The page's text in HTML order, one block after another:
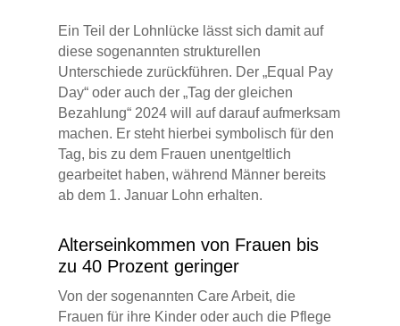
Ein Teil der Lohnlücke lässt sich damit auf
diese sogenannten strukturellen
Unterschiede zurückführen. Der „Equal Pay
Day“ oder auch der „Tag der gleichen
Bezahlung“ 2024 will auf darauf aufmerksam
machen. Er steht hierbei symbolisch für den
Tag, bis zu dem Frauen unentgeltlich
gearbeitet haben, während Männer bereits
ab dem 1. Januar Lohn erhalten.
Alterseinkommen von Frauen bis
zu 40 Prozent geringer
Von der sogenannten Care Arbeit, die
Frauen für ihre Kinder oder auch die Pflege